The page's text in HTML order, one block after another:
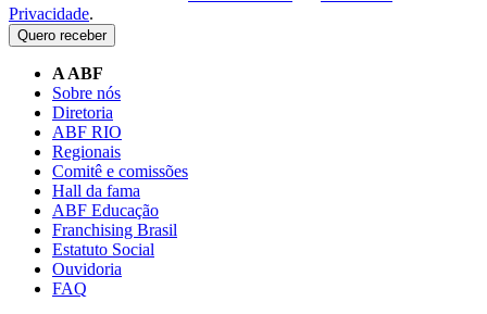
Privacidade.
Quero receber
A ABF
Sobre nós
Diretoria
ABF RIO
Regionais
Comitê e comissões
Hall da fama
ABF Educação
Franchising Brasil
Estatuto Social
Ouvidoria
FAQ